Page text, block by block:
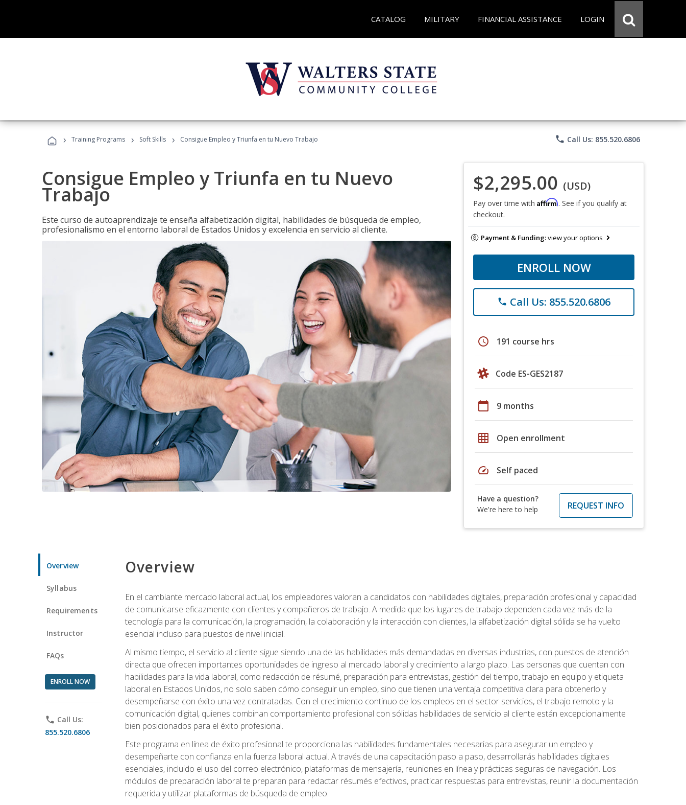
CATALOG MILITARY FINANCIAL ASSISTANCE LOGIN
› Training Programs › Soft Skills › Consigue Empleo y Triunfa en tu Nuevo Trabajo phone Call Us: 855.520.6806
Consigue Empleo y Triunfa en tu Nuevo
Trabajo
Este curso de autoaprendizaje te enseña alfabetización digital, habilidades de búsqueda de empleo,
profesionalismo en el entorno laboral de Estados Unidos y excelencia en servicio al cliente.
$2,295.00 (USD)
Pay over time with Affirm. See if you qualify at
checkout.
Payment & Funding:view your options
ENROLL NOW
phone Call Us: 855.520.6806
schedule 191 course hrs
Code ES-GES2187
calendar_today 9 months
grid_on Open enrollment
speed Self paced
Have a question?
We're here to help
REQUEST INFO
Overview
Syllabus
Requirements
Instructor
FAQs
ENROLL NOW
phone Call Us:
855.520.6806
Overview
En el cambiante mercado laboral actual, los empleadores valoran a candidatos con habilidades digitales, preparación profesional y capacidad
de comunicarse eficazmente con clientes y compañeros de trabajo. A medida que los lugares de trabajo dependen cada vez más de la
tecnología para la comunicación, la programación, la colaboración y la interacción con clientes, la alfabetización digital sólida se ha vuelto
esencial incluso para puestos de nivel inicial.
Al mismo tiempo, el servicio al cliente sigue siendo una de las habilidades más demandadas en diversas industrias, con puestos de atención
directa que ofrecen importantes oportunidades de ingreso al mercado laboral y crecimiento a largo plazo. Las personas que cuentan con
habilidades para la vida laboral, como redacción de résumé, preparación para entrevistas, gestión del tiempo, trabajo en equipo y etiqueta
laboral en Estados Unidos, no solo saben cómo conseguir un empleo, sino que tienen una ventaja competitiva clara para obtenerlo y
desempeñarse con éxito una vez contratadas. Con el crecimiento continuo de los empleos en el sector servicios, el trabajo remoto y la
comunicación digital, quienes combinan comportamiento profesional con sólidas habilidades de servicio al cliente están excepcionalmente
bien posicionados para el éxito profesional.
Este programa en línea de éxito profesional te proporciona las habilidades fundamentales necesarias para asegurar un empleo y
desempeñarte con confianza en la fuerza laboral actual. A través de una capacitación paso a paso, desarrollarás habilidades digitales
esenciales, incluido el uso del correo electrónico, plataformas de mensajería, reuniones en línea y prácticas seguras de navegación. Los
módulos de preparación laboral te preparan para redactar résumés efectivos, practicar respuestas para entrevistas, reunir la documentación
requerida y utilizar plataformas de búsqueda de empleo.